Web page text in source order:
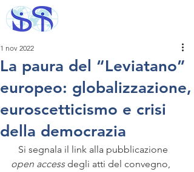
La paura del “Leviatano”
europeo: globalizzazione,
euroscetticismo e crisi
della democrazia
1 nov 2022
   Si segnala il link alla pubblicazione
open access degli atti del convegno,